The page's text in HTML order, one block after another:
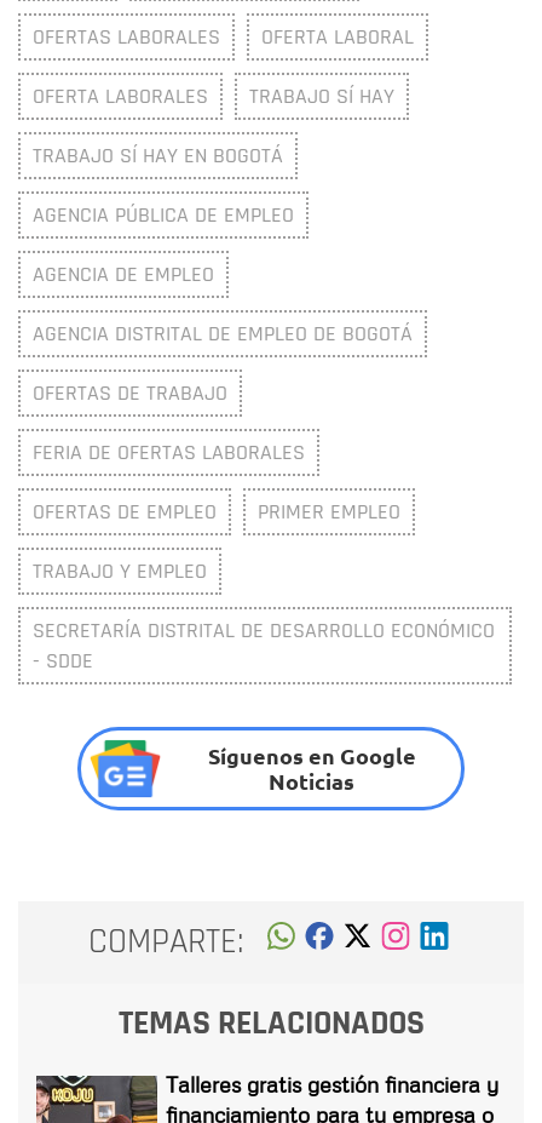
OFERTAS LABORALES OFERTA LABORAL
OFERTA LABORALES TRABAJO SÍ HAY
TRABAJO SÍ HAY EN BOGOTÁ
AGENCIA PÚBLICA DE EMPLEO
AGENCIA DE EMPLEO
AGENCIA DISTRITAL DE EMPLEO DE BOGOTÁ
OFERTAS DE TRABAJO
FERIA DE OFERTAS LABORALES
OFERTAS DE EMPLEO PRIMER EMPLEO
TRABAJO Y EMPLEO
SECRETARÍA DISTRITAL DE DESARROLLO ECONÓMICO
- SDDE
Síguenos en Google
Noticias
COMPARTE:
TEMAS RELACIONADOS
Talleres gratis gestión financiera y
financiamiento para tu empresa o